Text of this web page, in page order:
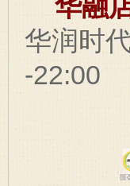
华融
华润时
-22:00